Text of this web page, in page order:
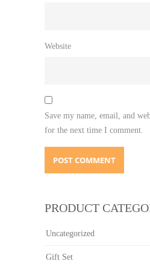
Website
Save my name, email, and
for the next time I comment.
PRODUCT
Uncategorized
Gift Set